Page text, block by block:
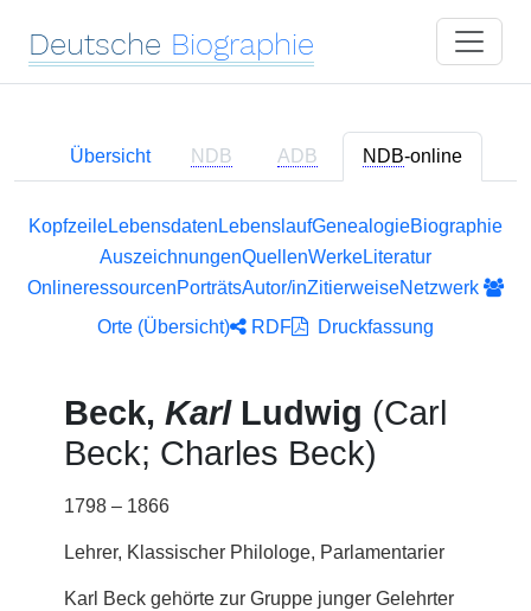
Deutsche Biographie
Übersicht NDB ADB NDB-online
KopfzeileLebensdaten LebenslaufGenealogieBiographie
AuszeichnungenQuellenWerkeLiteratur
OnlineressourcenPorträtsAutor/inZitierweiseNetzwerk
Orte (Übersicht)
RDF Druckfassung
Beck, Karl Ludwig (Carl
Beck; Charles Beck)
1798 – 1866
Lehrer, Klassischer Philologe, Parlamentarier
Karl Beck gehörte zur Gruppe junger Gelehrter